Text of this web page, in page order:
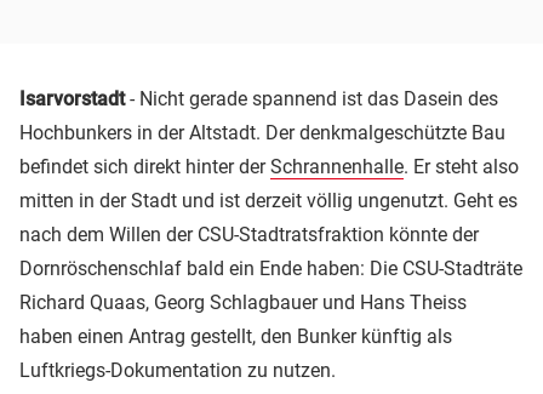
Isarvorstadt- Nicht gerade spannend ist das Dasein des
Hochbunkers in der Altstadt. Der denkmalgeschützte Bau
befindet sich direkt hinter derSchrannenhalle. Er steht also
mitten in der Stadt und ist derzeit völlig ungenutzt. Geht es
nach dem Willen der CSU-Stadtratsfraktion könnte der
Dornröschenschlaf bald ein Ende haben: Die CSU-Stadträte
Richard Quaas, Georg Schlagbauer und Hans Theiss
haben einen Antrag gestellt, den Bunker künftig als
Luftkriegs-Dokumentation zu nutzen.